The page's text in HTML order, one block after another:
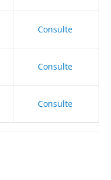
Consulte
Consulte
Consulte